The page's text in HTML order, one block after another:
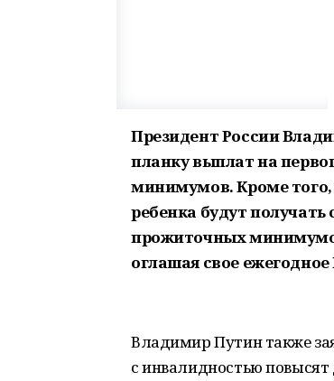
Президент России
планку выплат на
минимумов. Кроме того,
ребенка будут
прожиточных
оглашая свое
Владимир Путин также
с инвалидностью